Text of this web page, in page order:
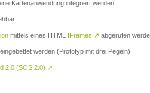
Kartenanwendung integriert werden.
mittels eines HTML IFrames ↗ abgerufen
werden (Prototyp mit drei Pegeln).
2.0 (SOS 2.0) ↗